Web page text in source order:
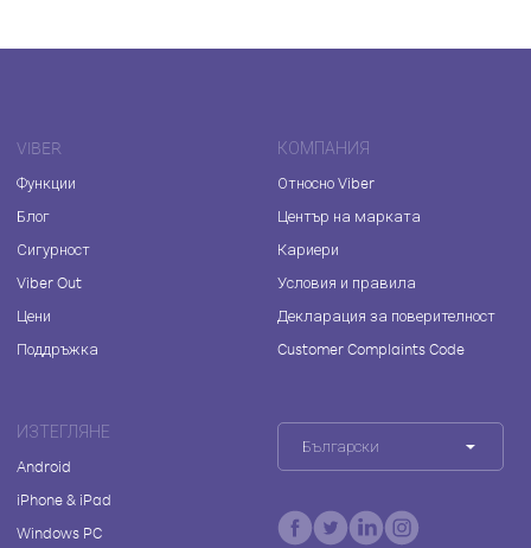
VIBER
Функции
Блог
Сигурност
Viber Out
Цени
Поддръжка
КОМПАНИЯ
Относно Viber
Център на марката
Кариери
Условия и правила
Декларация за поверителност
Customer Complaints Code
ИЗТЕГЛЯНЕ
Android
iPhone & iPad
Windows PC
Български